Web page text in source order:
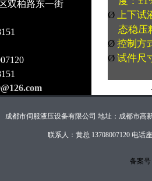
双柏路东一街
Ø 上下试
态稳压
Ø 控制方
Ø 试件尺
成都市伺服液压设备有限公司 地址：成都市高
联系人：黄总 13708007120 电话
备案号